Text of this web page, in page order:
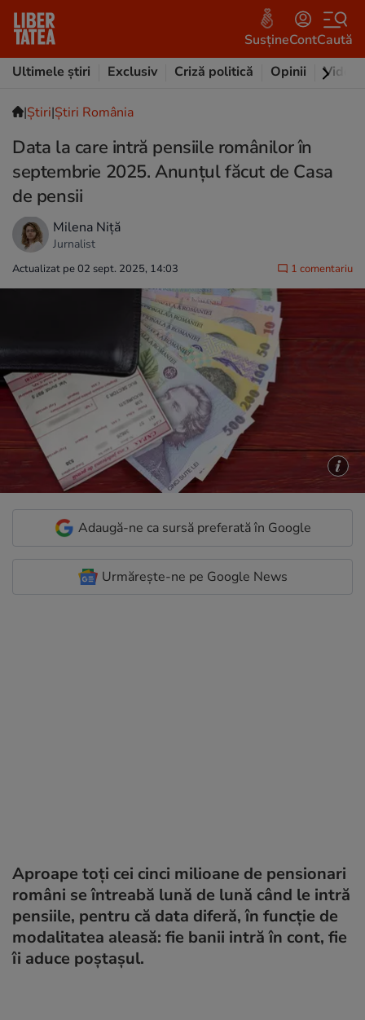
SusțineContCaută
Ultimele știri
Exclusiv Criză politică Opinii Video
|Ştiri|Știri România
Data la care intră pensiile românilor în
septembrie 2025. Anunțul făcut de Casa
de pensii
Milena Niță
Jurnalist
Actualizat pe 02 sept. 2025, 14:03 1 comentariu
Adaugă-ne ca sursă preferată în Google
Urmărește-ne pe Google News
Aproape toți cei cinci milioane de pensionari
români se întreabă lună de lună când le intră
pensiile, pentru că data diferă, în funcție de
modalitatea aleasă: fie banii intră în cont, fie
îi aduce poștașul.